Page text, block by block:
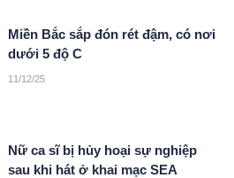
Miền Bắc sắp đón rét đậm, có nơi
dưới 5 độ C
11/12/25
Nữ ca sĩ bị hủy hoại sự nghiệp
sau khi hát ở khai mạc SEA